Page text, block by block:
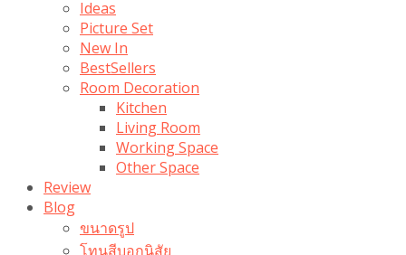
Ideas
Picture Set
New In
BestSellers
Room Decoration
Kitchen
Living Room
Working Space
Other Space
Review
Blog
ขนาดรูป
โทนสีบอกนิสัย